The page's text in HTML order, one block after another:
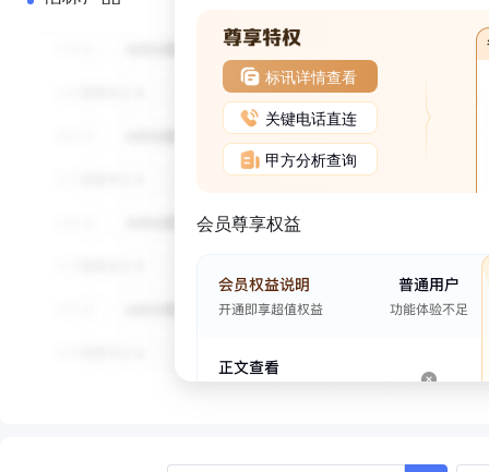
标讯详情查看
关键电话直连
甲方分析查询
会员尊享权益